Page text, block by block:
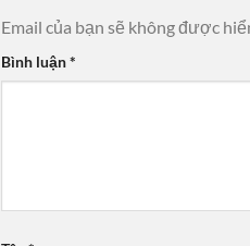
Email của bạn sẽ không được
Bình luận*